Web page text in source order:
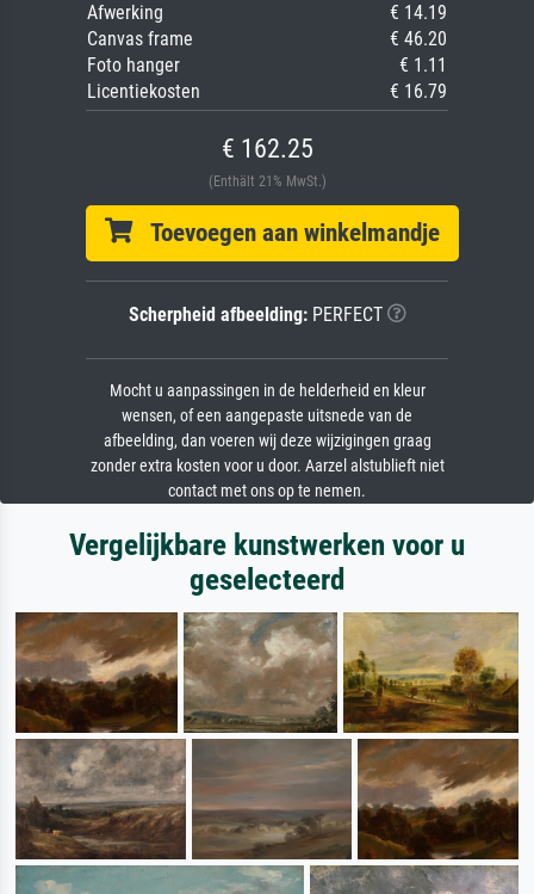
Afwerking
€ 14.19
Canvas frame
€ 46.20
Foto hanger
€ 1.11
Licentiekosten
€ 16.79
€ 162.25
(Enthält 21% MwSt.)
Toevoegen aan winkelmandje
Scherpheid afbeelding:PERFECT
Mocht u aanpassingen in de helderheid en kleur
wensen, of een aangepaste uitsnede van de
afbeelding, dan voeren wij deze wijzigingen graag
zonder extra kosten voor u door. Aarzel alstublieft niet
contact met ons op te nemen.
Vergelijkbare kunstwerken voor u
geselecteerd